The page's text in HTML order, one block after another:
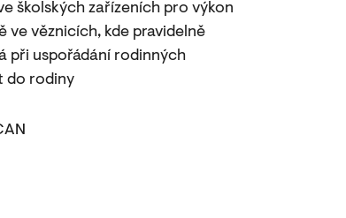
školských zařízeních pro výkon
ve věznicích, kde pravidelně
při uspořádání rodinných
do rodiny